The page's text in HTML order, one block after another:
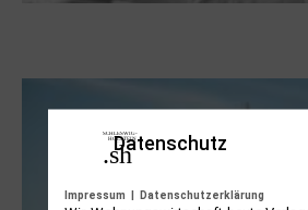
Datenschutz
Impressum Datenschutzerklärung